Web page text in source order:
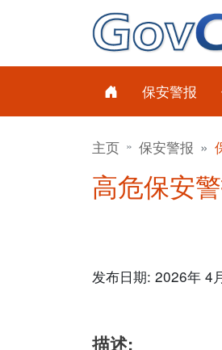
保安警报
主页 保安警报
高危保安
发布日期: 2026年 4
描述: